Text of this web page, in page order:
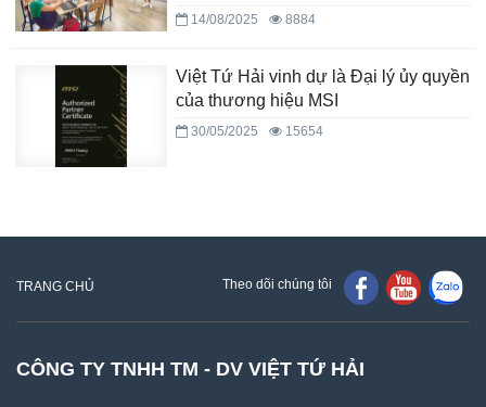
14/08/2025 8884
Việt Tứ Hải vinh dự là Đại lý ủy quyền
của thương hiệu MSI
30/05/2025 15654
TRANG CHỦ Theo dõi chúng tôi
CÔNG TY TNHH TM - DV VIỆT TỨ HẢI